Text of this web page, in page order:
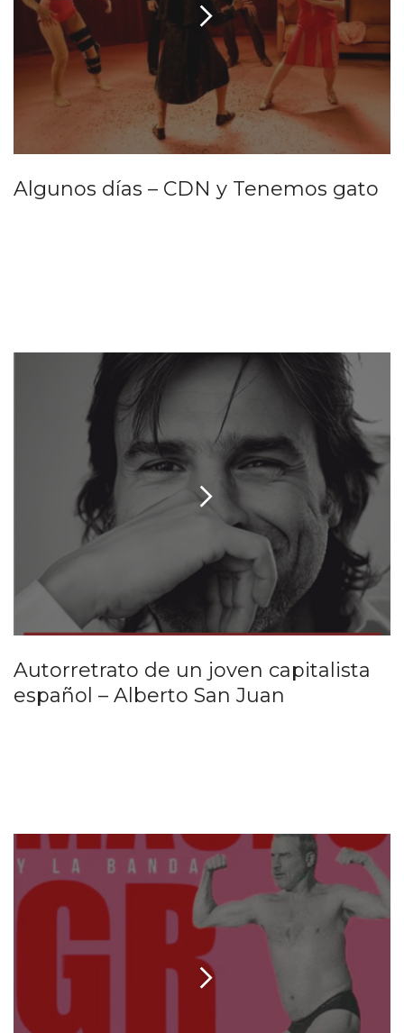
Algunos días – CDN y Tenemos gato
Autorretrato de un joven capitalista
español – Alberto San Juan